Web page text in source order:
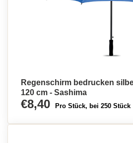
Regenschirm bedrucken
120 cm - Sashima
€8,40 Pro Stück, bei 250 Stück